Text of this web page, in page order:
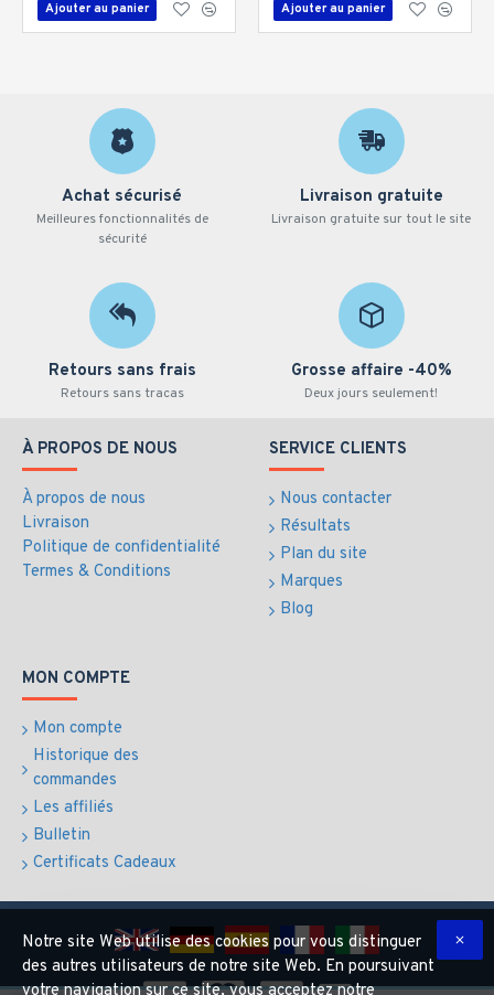
Ajouter au panier Ajouter au panier
Achat sécurisé
Meilleures fonctionnalités de
sécurité
Livraison gratuite
Livraison gratuite sur tout le site
Retours sans frais
Retours sans tracas
Grosse affaire -40%
Deux jours seulement!
À PROPOS DE NOUS
À propos de nous
Livraison
Politique de confidentialité
Termes & Conditions
SERVICE CLIENTS
Nous contacter
Résultats
Plan du site
Marques
Blog
MON COMPTE
Mon compte
Historique des
commandes
Les affiliés
Bulletin
Certificats Cadeaux
Notre site Web utilise des cookies pour vous distinguer
des autres utilisateurs de notre site Web. En poursuivant